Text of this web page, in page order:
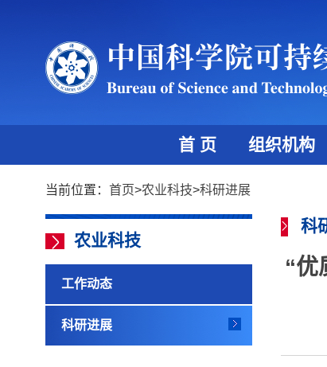
首 页 组织机构
当前位置： 首页>农业科技>科研进展
农业科技
工作动态
科研进展
科
“优